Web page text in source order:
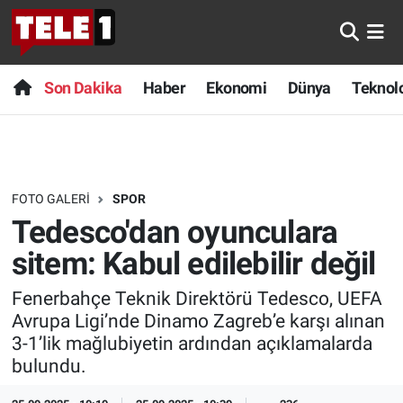
Son Dakika Haber Ekonomi Dünya
FOTO GALERI SPOR
Tedesco'dan oyunculara
sitem: Kabul edilebilir değil
Fenerbahçe Teknik Direktörü Tedesco, UEFA
Avrupa Ligi’nde Dinamo Zagreb’e karşı alınan
3-1’lik mağlubiyetin ardından açıklamalarda
bulundu.
Anında Manşet
Başka Sohbetler
Bilim turu
Bilim ve Teknoloji Evreni
Doğa Konuşuyor
Dünya
Son Dakika
Haber
Dünya
Teknoloji
Sağlık
Spor
Nöbetçi Eczaneler
Hava Durumu
Trafik Durumu
Süper Lig Puan Durumu ve Fikstür
Tüm Manşetler
Son Dakika Haberleri